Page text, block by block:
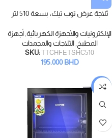
ثلاجة عرض توب تيك، بسعة 510 لتر
الإلكترونيات والأجهزة الكهربائية,أجهزة
المطبخ,الثلاجات والمجمدات
SKU:TTCHFETSHC510
195.000BHD
-10%